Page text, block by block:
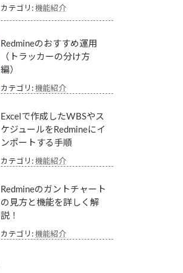
カテゴリ:機能紹介
Redmineのおすすめ運用
（トラッカーの分け方
編）
カテゴリ:機能紹介
Excelで作成したWBSやス
ケジュールをRedmineにイ
ンポートする手順
カテゴリ:機能紹介
Redmineのガントチャート
の見方と機能を詳しく解
説！
カテゴリ:機能紹介